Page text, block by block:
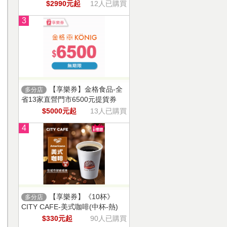
$2990元起 12人已購買
3
多分店
【享樂券】金格食品-全
省13家直營門市6500元提貨券
$5000元起
13人已購買
4
多分店
【享樂券】《10杯》
CITY CAFE-美式咖啡(中杯-熱)
$330元起
90人已購買